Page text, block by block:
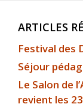
ARTICLES
Festival des
Séjour
Le Salon de
revient les